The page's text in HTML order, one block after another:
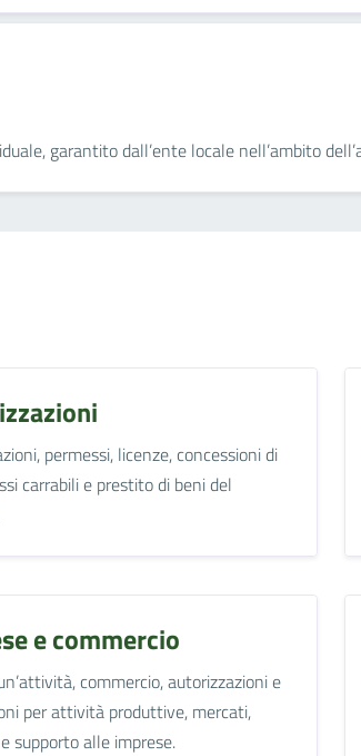
garantito dall’ente locale nell’ambito
permessi, licenze, concessioni di
carrabili e prestito di beni del
e commercio
commercio, autorizzazioni e
per attività produttive, mercati,
supporto alle imprese.